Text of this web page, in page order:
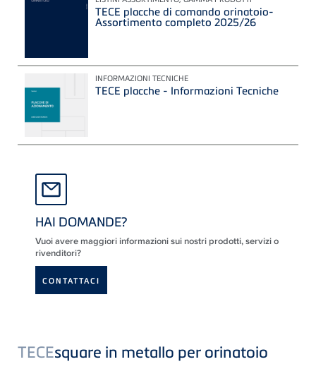
TECE placche di comando orinatoio-
Assortimento completo 2025/26
INFORMAZIONI TECNICHE
TECE placche - Informazioni Tecniche
HAI DOMANDE?
Vuoi avere maggiori informazioni sui nostri prodotti, servizi o
rivenditori?
CONTATTACI
TECEsquare in metallo per orinatoio